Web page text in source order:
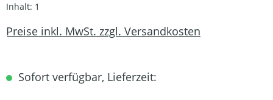
Inhalt: 1
Preise inkl. MwSt. zzgl. Versandkosten
Sofort verfügbar, Lieferzeit: